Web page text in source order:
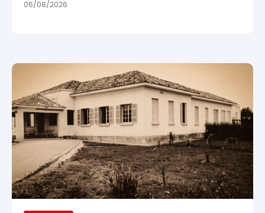
06/08/2026